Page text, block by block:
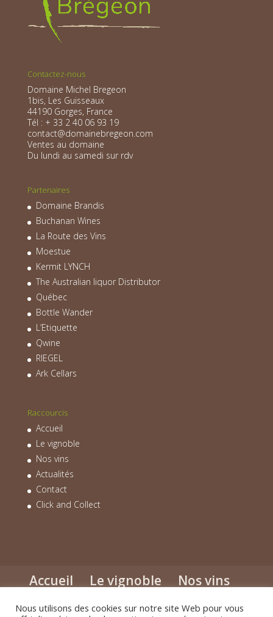
Contactez-nous
Domaine Michel Bregeon
1bis, Les Guisseaux
44190 Gorges, France
Tél : + 33 2 40 06 93 19
contact@domainebregeon.com
Ventes au domaine
Du lundi au samedi sur rdv
Partenaires
Domaine Brandis
Buchanan Wines
La Route des Vins
Moestue
Kermit LYNCH
The Australian liquor Distributor
Québec
Bottle Wander
L’Etiquette
Qwine
RIEGEL
Ark Cellars
Raccourcis
Accueil
Le vignoble
Nos vins
Actualités
Contact
Click and Collect
Accueil Le vignoble Nos vins
Click and Collect
Nous utilisons des cookies sur notre site Web pour vous